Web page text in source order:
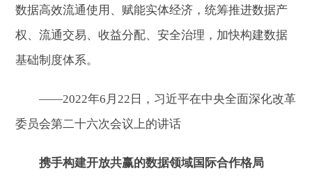
数据高效流通使用、赋能实体经济，统筹推进数据产
权、流通交易、收益分配、安全治理，加快构建数据
基础制度体系。
——2022年6月22日，习近平在中央全面深化改革
委员会第二十六次会议上的讲话
携手构建开放共赢的数据领域国际合作格局